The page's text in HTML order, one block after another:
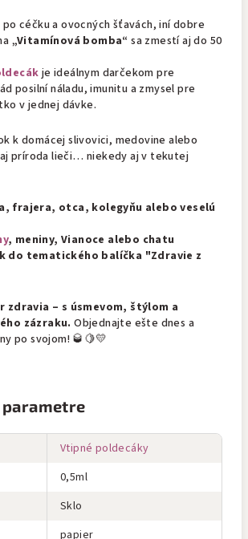
céčku a ovocných šťavách, iní dobre
„Vitamínová bomba“ sa zmestí aj do 50
je ideálnym darčekom pre
posilní náladu, imunitu a zmysel pre
v jednej dávke.
k domácej slivovici, medovine alebo
príroda lieči… niekedy aj v tekutej
frajera, otca, kolegyňu alebo veselú
, meniny, Vianoce alebo chatu
do tematického balíčka "Zdravie z
zdravia – s úsmevom, štýlom a
zázraku. Objednajte ešte dnes a
po svojom! 🥃🍋💛
Vtipné poldecáky
0,5ml
Sklo
papier